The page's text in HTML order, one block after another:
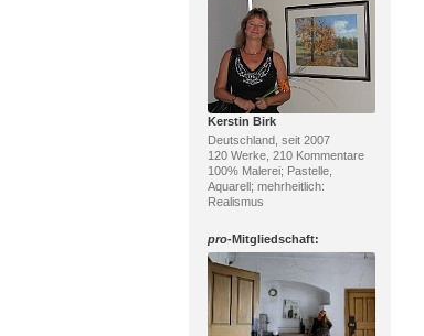
Kerstin Birk
Deutschland, seit 2007
120 Werke, 210 Kommentare
100% Malerei; Pastelle,
Aquarell; mehrheitlich:
Realismus
pro-Mitgliedschaft: